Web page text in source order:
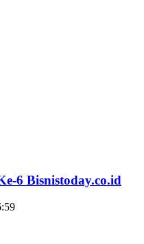
6 Bisnistoday.co.id